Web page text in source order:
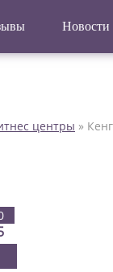
Новости
центры »